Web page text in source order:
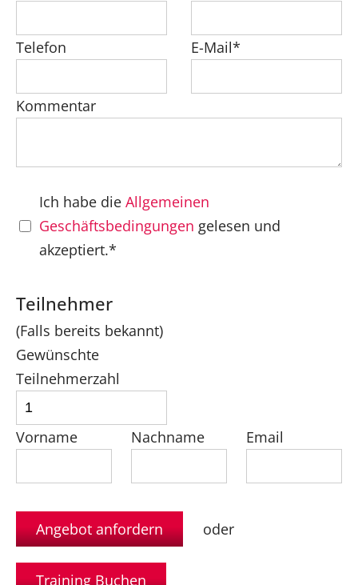
Telefon E-Mail*
Kommentar
Ich habe die Allgemeinen
Geschäftsbedingungen gelesen und
akzeptiert.*
Teilnehmer
(Falls bereits bekannt)
Gewünschte
Teilnehmerzahl
Vorname Nachname Email
oder